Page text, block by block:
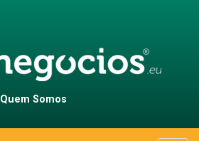
Quem Somos